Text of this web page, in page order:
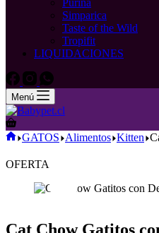
Purina
Simparica
Taste of the Wild
Tropifit
LIQUIDACIONES
Menú
Carro
deInicio
GATOS Alimentos Kitten
OFERTA